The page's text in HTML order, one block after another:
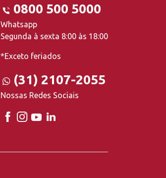
0800 500 5000
Whatsapp
Segunda à sexta 8:00 às 18:00
*Exceto feriados
(31) 2107-2055
Nossas Redes Sociais